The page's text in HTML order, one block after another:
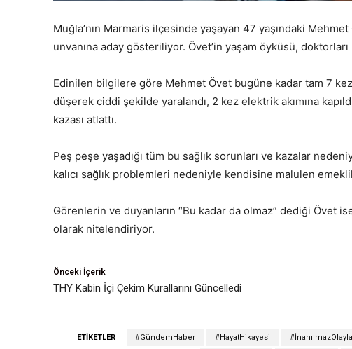
Muğla’nın Marmaris ilçesinde yaşayan 47 yaşındaki
unvanına aday gösteriliyor. Övet’in yaşam öyküsü,
Edinilen bilgilere göre Mehmet Övet bugüne kadar tam 7
düşerek ciddi şekilde yaralandı, 2 kez elektrik akımına
kazası atlattı.
Peş peşe yaşadığı tüm bu sağlık sorunları ve kazalar
kalıcı sağlık problemleri nedeniyle kendisine malulen
Görenlerin ve duyanların “Bu kadar da olmaz” dediği Övet
olarak nitelendiriyor.
Önceki İçerik
THY Kabin İçi Çekim Kurallarını Güncelledi
ETIKETLER #GündemHaber #HayatHikayesi